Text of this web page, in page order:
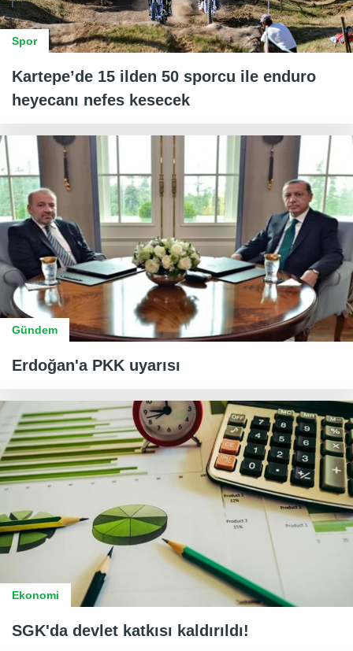
Spor
Kartepe’de 15 ilden 50 sporcu ile enduro
heyecanı nefes kesecek
Gündem
Erdoğan'a PKK uyarısı
Ekonomi
SGK'da devlet katkısı kaldırıldı!